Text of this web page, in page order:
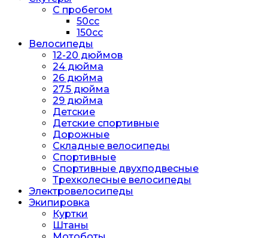
С пробегом
50cc
150cc
Велосипеды
12-20 дюймов
24 дюйма
26 дюйма
27.5 дюйма
29 дюйма
Детские
Детские спортивные
Дорожные
Складные велосипеды
Спортивные
Спортивные двухподвесные
Трехколесные велосипеды
Электровелосипеды
Экипировка
Куртки
Штаны